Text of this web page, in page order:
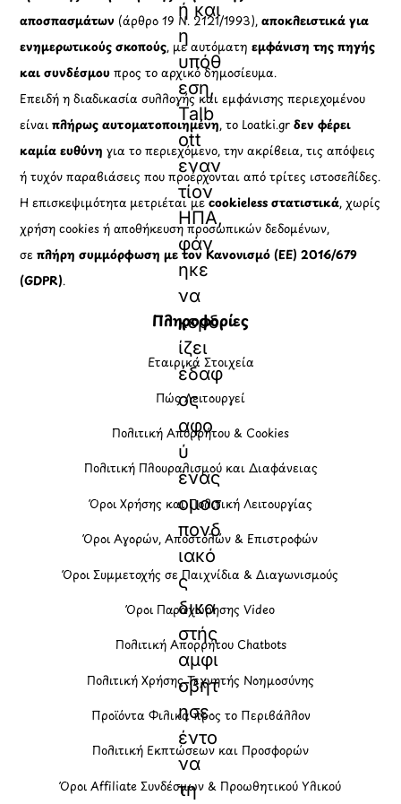
ή και
η
υπόθ
εση,
Talb
ott
εναν
τίον
ΗΠΑ,
φάν
ηκε
να
κερδ
ίζει
έδαφ
ος
αφο
ύ
ένας
ομοσ
πονδ
ιακό
ς
δικα
στής
αμφι
σβήτ
ησε
έντο
να
τη
αποσπασμάτων (άρθρο 19 Ν. 2121/1993), αποκλειστικά για
ενημερωτικούς σκοπούς, με αυτόματηεμφάνιση της πηγής
και συνδέσμου προς το αρχικό δημοσίευμα.
Επειδή η διαδικασία συλλογής και εμφάνισης περιεχομένου
είναιπλήρως αυτοματοποιημένη, το Loatki.grδεν φέρει
καμία ευθύνη για το περιεχόμενο, την ακρίβεια, τις απόψεις
ή τυχόν παραβιάσεις που προέρχονται από τρίτες ιστοσελίδες.
Η επισκεψιμότητα μετριέται μεcookieless στατιστικά, χωρίς
χρήση cookies ή αποθήκευση προσωπικών δεδομένων,
σεπλήρη συμμόρφωση με τον Κανονισμό (ΕΕ) 2016/679
(GDPR).
Πληροφορίες
Εταιρικά Στοιχεία
Πώς Λειτουργεί
Πολιτική Απορρήτου & Cookies
Πολιτική Πλουραλισμού και Διαφάνειας
Όροι Χρήσης και Πολιτική Λειτουργίας
Όροι Αγορών, Αποστολών & Επιστροφών
Όροι Συμμετοχής σε Παιχνίδια & Διαγωνισμούς
Όροι Παραχώρησης Video
Πολιτική Απορρήτου Chatbots
Πολιτική Χρήσης Τεχνητής Νοημοσύνης
Προϊόντα Φιλικά προς το Περιβάλλον
Πολιτική Εκπτώσεων και Προσφορών
Όροι Affiliate Συνδέσμων & Προωθητικού Υλικού